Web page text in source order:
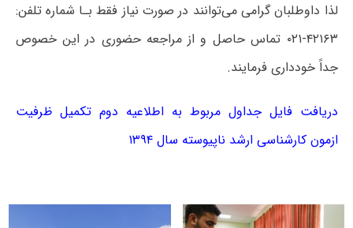
لذا داوطلبان گرامی می‌توانند در صورت نیاز فقط بـا شماره تلفن‌:
۴۲۱۶۳-۰۲۱ تماس حاصل و از مراجعه حضوری در این خصوص
جداً خودداری فرمایند.
دریافت فایل جداول مربوط به اطلاعیه دوم تکمیل ظرفیت
ازمون کارشناسی ارشد ناپیوسته سال ۱۳۹۴